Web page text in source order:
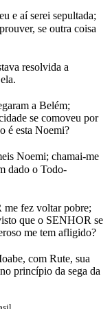
e aí serei sepultada;
se outra coisa
resolvida a
a Belém;
se comoveu por
é esta Noemi?
Noemi; chamai-me
dado o Todo-
fez voltar pobre;
que o SENHOR se
me tem afligido?
com Rute, sua
princípio da sega da